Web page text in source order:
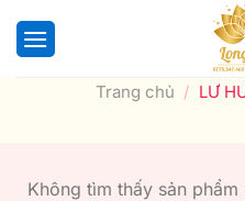
qua
Trang chủ / LƯ
Không tìm thấy sản